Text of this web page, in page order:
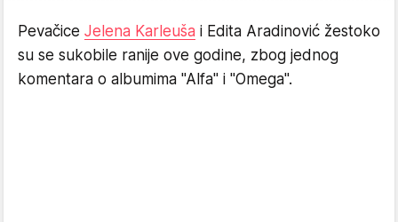
Pevačice Jelena Karleuša i Edita Aradinović žestoko
su se sukobile ranije ove godine, zbog jednog
komentara o albumima "Alfa" i "Omega".